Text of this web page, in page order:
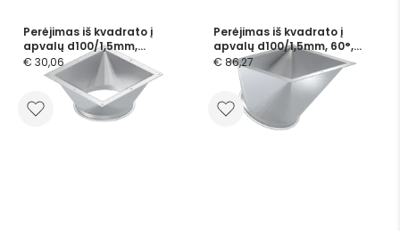
Perėjimas iš kvadrato į
apvalų d100/1,5mm,
dažytas
€ 30,06
Perėjimas iš kvadrato į
apvalų d100/1,5mm, 60°,
dažytas
€ 86,27